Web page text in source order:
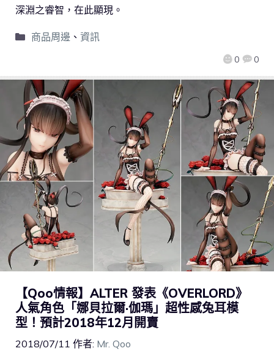
0 0
深淵之睿智，在此顯現。
商品周邊 、 資訊
【Qoo情報】ALTER 發表《OVERLORD》
人氣角色「娜貝拉爾·伽瑪」超性感兔耳模
型！預計2018年12月開賣
2018/07/11 作者: Mr. Qoo